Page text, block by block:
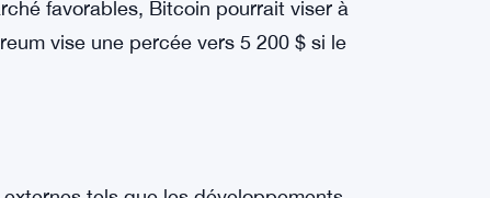
potentielles, Bitcoin et Ethereum sont
techniques.
de près le RSI et le MFI pour